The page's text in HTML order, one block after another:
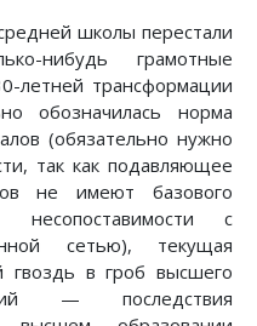
школы перестали
нибудь грамотные
летней трансформации
обозначилась норма
(обязательно нужно
так как подавляющее
не имеют базового
с
сетью), текущая
в гроб высшего
— последствия